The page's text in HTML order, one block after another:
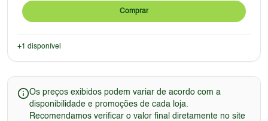
Comprar
+1 disponível
Os preços exibidos podem variar de acordo com a
disponibilidade e promoções de cada loja.
Recomendamos verificar o valor final diretamente no site